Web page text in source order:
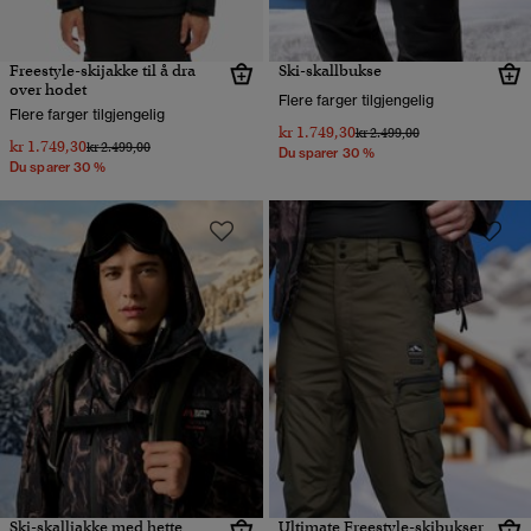
Freestyle-skijakke til å dra
over hodet
Flere farger tilgjengelig
kr 1.749,30Pris nedsatt fra
kr 2.499,00til
Du sparer 30 %
Ski-skallbukse
Flere farger tilgjengelig
kr 1.749,30Pris nedsatt fra
kr 2.499,00til
Du sparer 30 %